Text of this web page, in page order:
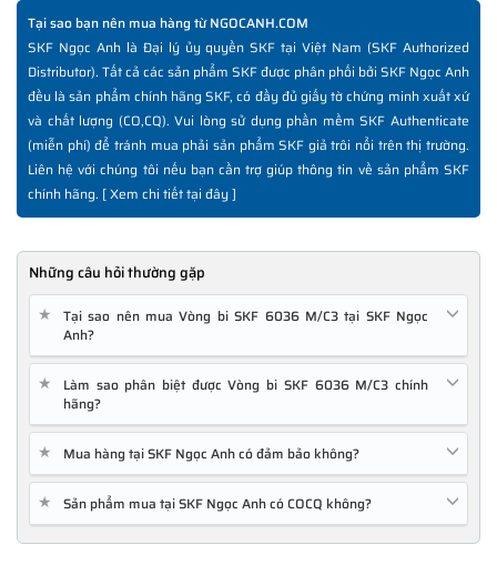
Tại sao bạn nên mua hàng từ NGOCANH.COM
SKF Ngọc Anh là Đại lý ủy quyền SKF tại Việt Nam (SKF Authorized
Distributor). Tất cả các sản phẩm SKF được phân phối bởi SKF Ngọc Anh
đều là sản phẩm chính hãng SKF, có đầy đủ giấy tờ chứng minh xuất xứ
và chất lượng (CO,CQ). Vui lòng sử dụng phần mềm SKF Authenticate
(miễn phí) để tránh mua phải sản phẩm SKF giả trôi nổi trên thị trường.
Liên hệ với chúng tôi nếu bạn cần trợ giúp thông tin về sản phẩm SKF
chính hãng. [Xem chi tiết tại đây]
Những câu hỏi thường gặp
★
Tại sao nên mua Vòng bi SKF 6036 M/C3 tại SKF Ngọc
Anh?
★
Làm sao phân biệt được Vòng bi SKF 6036 M/C3 chính
hãng?
★ Mua hàng tại SKF Ngọc Anh có đảm bảo không?
★ Sản phẩm mua tại SKF Ngọc Anh có COCQ không?